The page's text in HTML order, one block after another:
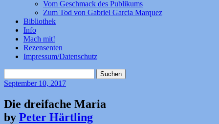
Vom Geschmack des Publikums
Zum Tod von Gabriel Garcia Marquez
Bibliothek
Info
Mach mit!
Rezensenten
Impressum/Datenschutz
nach:
September10, 2017
Die dreifache Maria
by Peter Härtling